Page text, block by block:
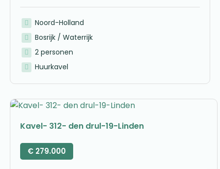
Noord-Holland
Bosrijk / Waterrijk
2 personen
Huurkavel
Kavel- 312- den drul-19-Linden
€ 279.000